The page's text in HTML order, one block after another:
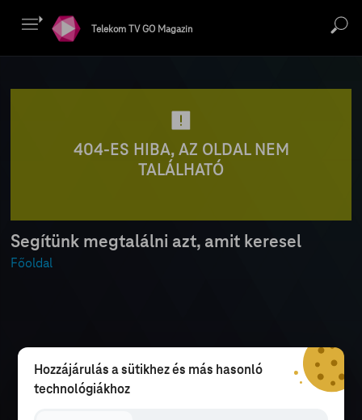
Telekom TV GO Magazin
404-ES HIBA, AZ OLDAL NEM
TALÁLHATÓ
Segítünk megtalálni azt, amit keresel
Főoldal
Hozzájárulás a sütikhez és más hasonló
technológiákhoz